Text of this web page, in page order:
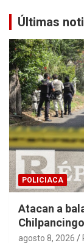
Últimas
POLICIACA
Atacan a
agosto 8, 2026